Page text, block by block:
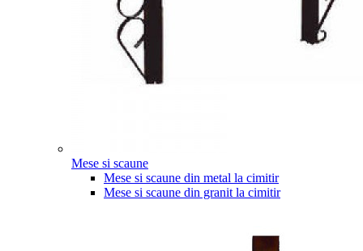
Mese si scaune
Mese si scaune din metal la cimitir
Mese si scaune din granit la cimitir